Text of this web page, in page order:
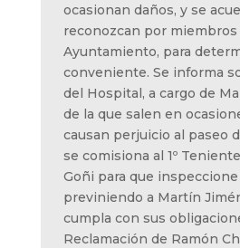
ocasionan daños, y se
reconozcan por miembros
Ayuntamiento, para
conveniente. Se informa
del Hospital, a cargo de
de la que salen en
causan perjuicio al paseo
se comisiona al 1º
Goñi para que
previniendo a Martín
cumpla con sus
Reclamación de Ramón